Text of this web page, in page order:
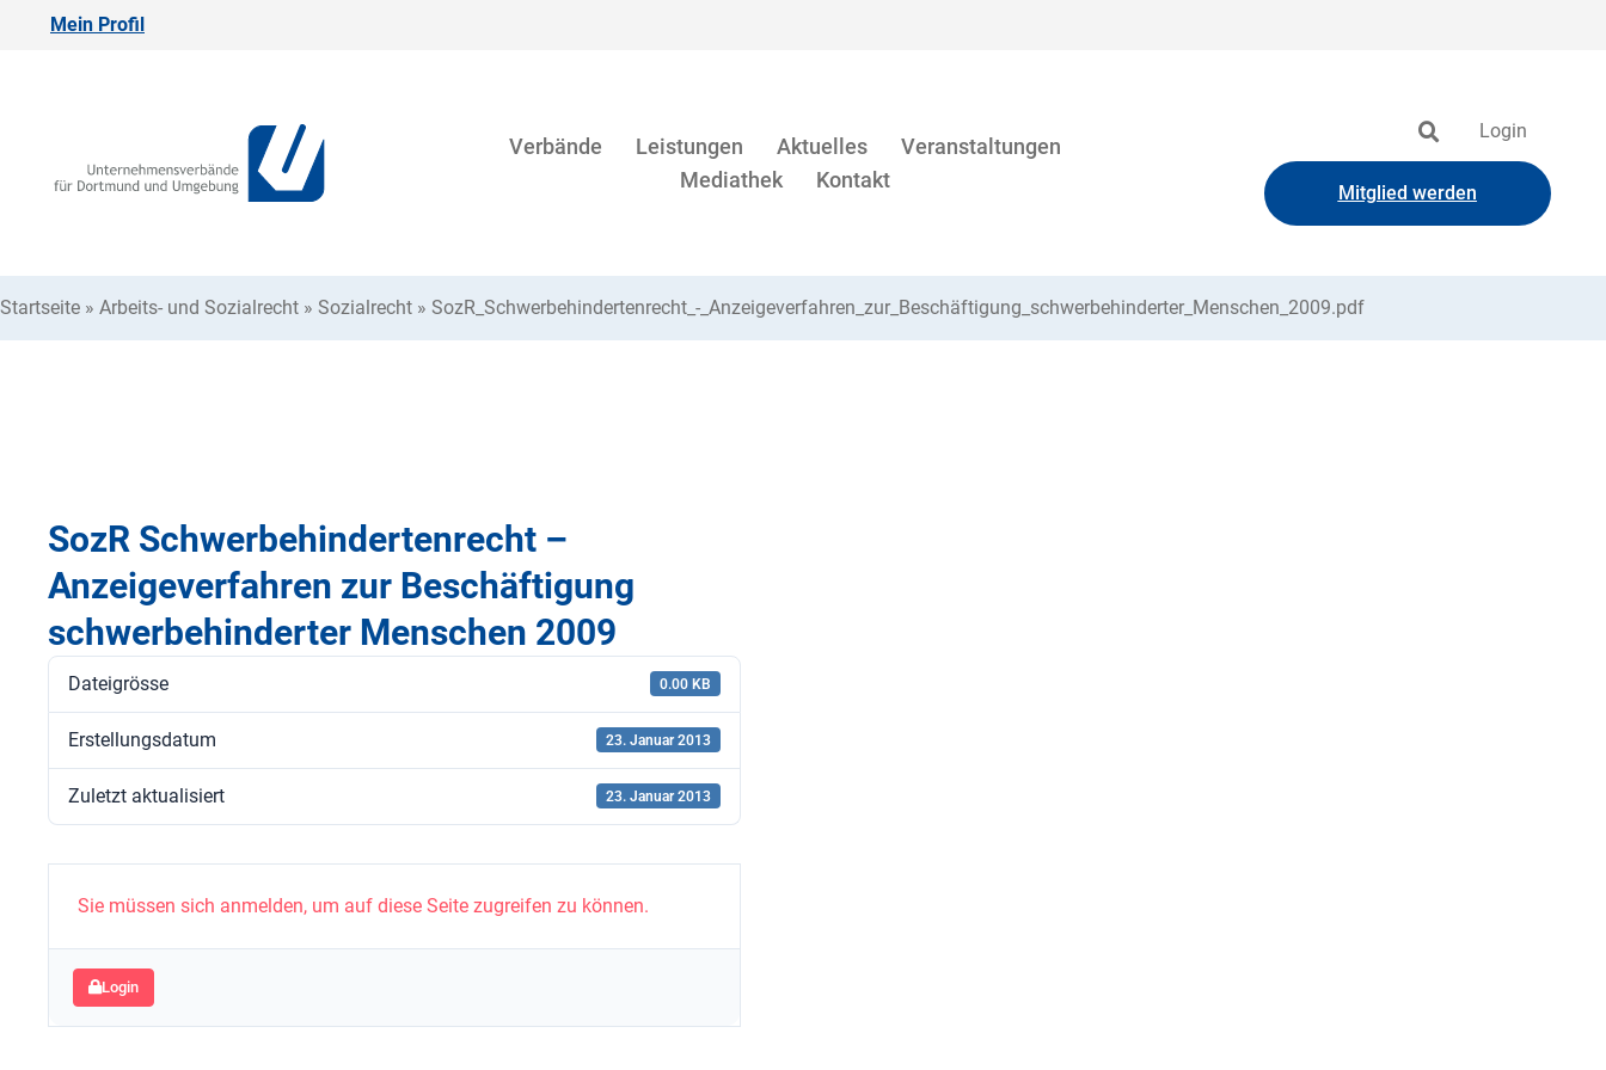
Mein Profil
Verbände Leistungen Aktuelles
Veranstaltungen
Mediathek
Kontakt
Login
Mitglied werden
Startseite » Arbeits- und Sozialrecht » Sozialrecht » SozR_Schwerbehindertenrecht_-_Anzeigeverfahren_zur_Beschäftigung_schwerbehinderter_Menschen_2009.pdf
SozR Schwerbehindertenrecht –
Anzeigeverfahren zur Beschäftigung
schwerbehinderter Menschen 2009
Dateigrösse 0.00 KB
Erstellungsdatum 23. Januar 2013
Zuletzt aktualisiert 23. Januar 2013
Sie müssen sich anmelden, um auf diese Seite zugreifen zu können.
Login